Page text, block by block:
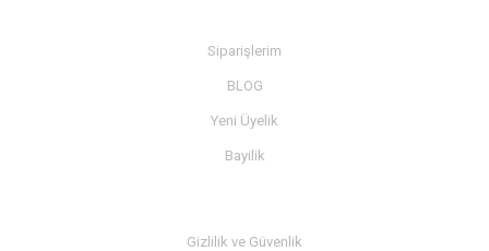
Siparişlerim
BLOG
Yeni Üyelik
Bayilik
Gizlilik ve Güvenlik